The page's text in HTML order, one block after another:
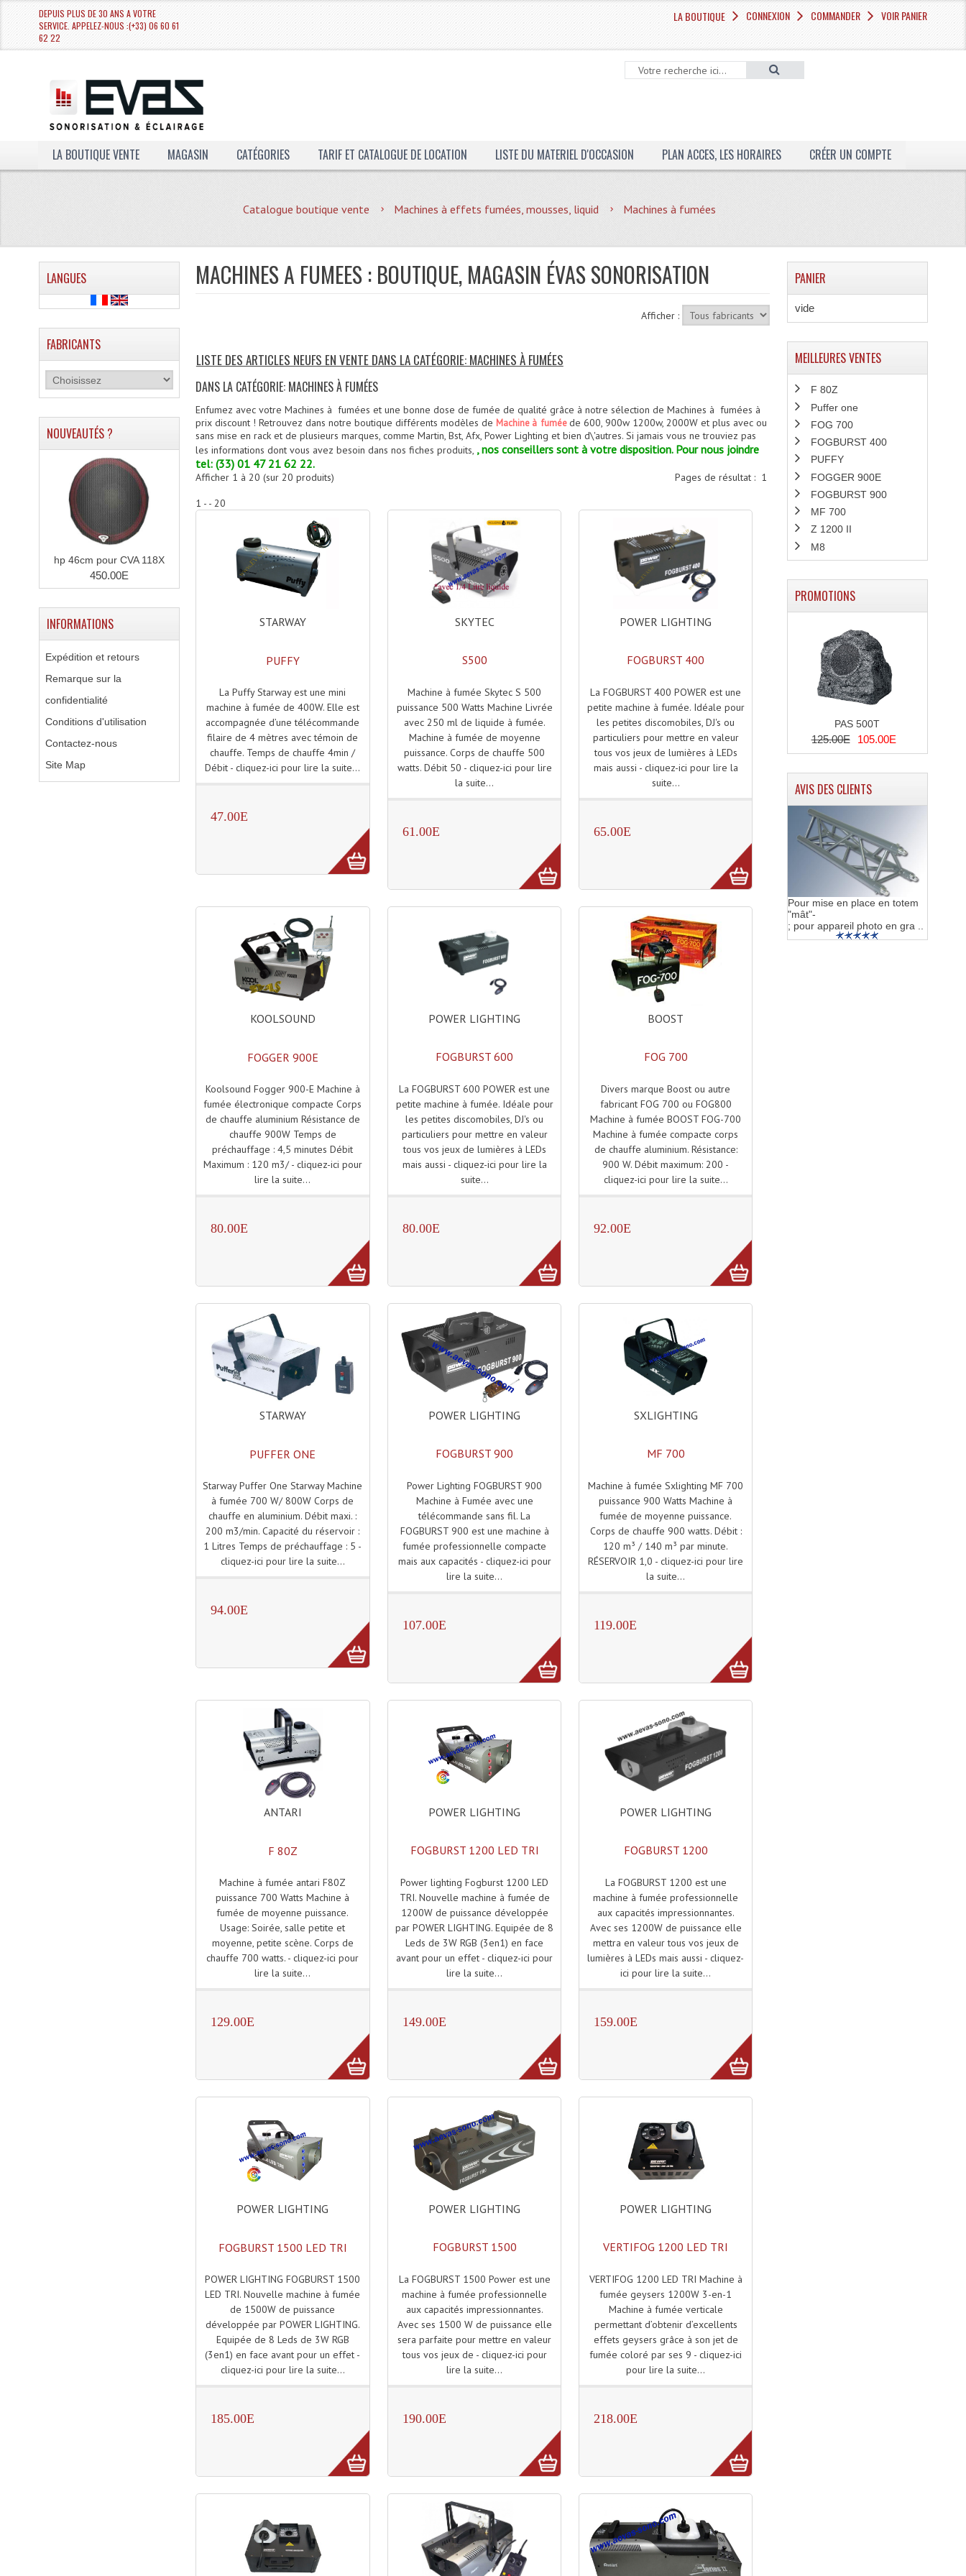
DEPUIS PLUS DE 30 ANS A VOTRE
SERVICE. APPELEZ-NOUS :(+33) 06 60 61
62 22
LA BOUTIQUE CONNEXION COMMANDER VOIR PANIER
LA BOUTIQUE VENTE MAGASIN CATÉGORIES TARIF ET CATALOGUE DE LOCATION LISTE DU MATERIEL D'OCCASION PLAN ACCES, LES HORAIRES CRÉER UN COMPTE
Catalogue boutique vente Machines à effets fumées, mousses, liquid Machines à fumées
MACHINES A FUMEES : BOUTIQUE, MAGASIN ÉVAS SONORISATION
Afficher :
LISTE DES ARTICLES NEUFS EN VENTE DANS LA CATÉGORIE: MACHINES À FUMÉES
DANS LA CATÉGORIE: MACHINES À FUMÉES
Enfumez avec votre Machines à fumées et une bonne dose de fumée de qualité grâce à notre sélection de Machines à fumées à
prix discount ! Retrouvez dans notre boutique différents modèles de Machine à fuméede 600, 900w 1200w, 2000W et plus avec ou
sans mise en rack et de plusieurs marques, comme Martin, Bst, Afx, Power Lighting et bien d\'autres. Si jamais vous ne trouviez pas
les informations dont vous avez besoin dans nos fiches produits, , nos conseillers sont à votre disposition. Pour nous joindre
tel: (33) 01 47 21 62 22.
Pages de résultat : 1
Afficher 1 à 20 (sur 20 produits)
1 - - 20
STARWAY
PUFFY
La Puffy Starway est une mini
machine à fumée de 400W. Elle est
accompagnée d’une télécommande
filaire de 4 mètres avec témoin de
chauffe. Temps de chauffe 4min /
Débit - cliquez-ici pour lire la suite...
47.00E
SKYTEC
S500
Machine à fumée Skytec S 500
puissance 500 Watts Machine Livrée
avec 250 ml de liquide à fumée.
Machine à fumée de moyenne
puissance. Corps de chauffe 500
watts. Débit 50 - cliquez-ici pour lire
la suite...
61.00E
POWER LIGHTING
FOGBURST 400
La FOGBURST 400 POWER est une
petite machine à fumée. Idéale pour
les petites discomobiles, DJ's ou
particuliers pour mettre en valeur
tous vos jeux de lumières à LEDs
mais aussi - cliquez-ici pour lire la
suite...
65.00E
KOOLSOUND
FOGGER 900E
Koolsound Fogger 900-E Machine à
fumée électronique compacte Corps
de chauffe aluminium Résistance de
chauffe 900W Temps de
préchauffage : 4,5 minutes Débit
Maximum : 120 m3/ - cliquez-ici pour
lire la suite...
80.00E
POWER LIGHTING
FOGBURST 600
La FOGBURST 600 POWER est une
petite machine à fumée. Idéale pour
les petites discomobiles, DJ's ou
particuliers pour mettre en valeur
tous vos jeux de lumières à LEDs
mais aussi - cliquez-ici pour lire la
suite...
80.00E
BOOST
FOG 700
Divers marque Boost ou autre
fabricant FOG 700 ou FOG800
Machine à fumée BOOST FOG-700
Machine à fumée compacte corps
de chauffe aluminium. Résistance:
900 W. Débit maximum: 200 -
cliquez-ici pour lire la suite...
92.00E
STARWAY
PUFFER ONE
Starway Puffer One Starway Machine
à fumée 700 W/ 800W Corps de
chauffe en aluminium. Débit maxi. :
200 m3/min. Capacité du réservoir :
1 Litres Temps de préchauffage : 5 -
cliquez-ici pour lire la suite...
94.00E
POWER LIGHTING
FOGBURST 900
Power Lighting FOGBURST 900
Machine à Fumée avec une
télécommande sans fil. La
FOGBURST 900 est une machine à
fumée professionnelle compacte
mais aux capacités - cliquez-ici pour
lire la suite...
107.00E
SXLIGHTING
MF 700
Machine à fumée Sxlighting MF 700
puissance 900 Watts Machine à
fumée de moyenne puissance.
Corps de chauffe 900 watts. Débit :
120 m³ / 140 m³ par minute.
RÉSERVOIR 1,0 - cliquez-ici pour lire
la suite...
119.00E
ANTARI
F 80Z
Machine à fumée antari F80Z
puissance 700 Watts Machine à
fumée de moyenne puissance.
Usage: Soirée, salle petite et
moyenne, petite scène. Corps de
chauffe 700 watts. - cliquez-ici pour
lire la suite...
129.00E
POWER LIGHTING
FOGBURST 1200 LED TRI
Power lighting Fogburst 1200 LED
TRI. Nouvelle machine à fumée de
1200W de puissance développée
par POWER LIGHTING. Equipée de 8
Leds de 3W RGB (3en1) en face
avant pour un effet - cliquez-ici pour
lire la suite...
149.00E
POWER LIGHTING
FOGBURST 1200
La FOGBURST 1200 est une
machine à fumée professionnelle
aux capacités impressionnantes.
Avec ses 1200W de puissance elle
mettra en valeur tous vos jeux de
lumières à LEDs mais aussi - cliquez-
ici pour lire la suite...
159.00E
POWER LIGHTING
FOGBURST 1500 LED TRI
POWER LIGHTING FOGBURST 1500
LED TRI. Nouvelle machine à fumée
de 1500W de puissance
développée par POWER LIGHTING.
Equipée de 8 Leds de 3W RGB
(3en1) en face avant pour un effet -
cliquez-ici pour lire la suite...
185.00E
POWER LIGHTING
FOGBURST 1500
La FOGBURST 1500 Power est une
machine à fumée professionnelle
aux capacités impressionnantes.
Avec ses 1500 W de puissance elle
sera parfaite pour mettre en valeur
tous vos jeux de - cliquez-ici pour
lire la suite...
190.00E
POWER LIGHTING
VERTIFOG 1200 LED TRI
VERTIFOG 1200 LED TRI Machine à
fumée geysers 1200W 3-en-1
Machine à fumée verticale
permettant d’obtenir d’excellents
effets geysers grâce à son jet de
fumée coloré par ses 9 - cliquez-ici
pour lire la suite...
218.00E
LANGUES
FABRICANTS
NOUVEAUTÉS ?
hp 46cm pour CVA 118X
450.00E
INFORMATIONS
Expédition et retours
Remarque sur la
confidentialité
Conditions d'utilisation
Contactez-nous
Site Map
PANIER
vide
MEILLEURES VENTES
F 80Z
Puffer one
FOG 700
FOGBURST 400
PUFFY
FOGGER 900E
FOGBURST 900
MF 700
Z 1200 II
M8
PROMOTIONS
PAS 500T
125.00E 105.00E
AVIS DES CLIENTS
Pour mise en place en totem
"mât"-
; pour appareil photo en gra ..